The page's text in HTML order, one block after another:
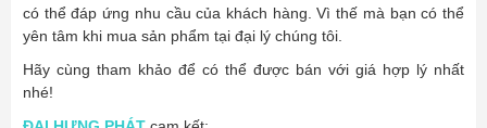
có thể đáp ứng nhu cầu của khách hàng. Vì thế mà bạn có thể
yên tâm khi mua sản phẩm tại đại lý chúng tôi.
Hãy cùng tham khảo để có thể được bán với giá hợp lý nhất
nhé!